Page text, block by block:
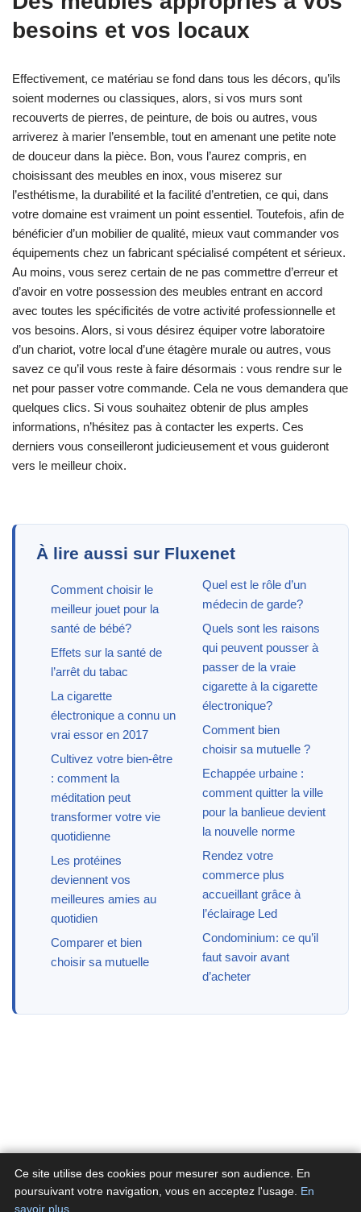
besoins et vos locaux
Effectivement, ce matériau se fond dans tous les décors, qu’ils
soient modernes ou classiques, alors, si vos murs sont
recouverts de pierres, de peinture, de bois ou autres, vous
arriverez à marier l’ensemble, tout en amenant une petite note
de douceur dans la pièce. Bon, vous l’aurez compris, en
choisissant des meubles en inox, vous miserez sur
l’esthétisme, la durabilité et la facilité d’entretien, ce qui, dans
votre domaine est vraiment un point essentiel. Toutefois, afin de
bénéficier d’un mobilier de qualité, mieux vaut commander vos
équipements chez un fabricant spécialisé compétent et sérieux.
Au moins, vous serez certain de ne pas commettre d’erreur et
d’avoir en votre possession des meubles entrant en accord
avec toutes les spécificités de votre activité professionnelle et
vos besoins. Alors, si vous désirez équiper votre laboratoire
d’un chariot, votre local d’une étagère murale ou autres, vous
savez ce qu’il vous reste à faire désormais : vous rendre sur le
net pour passer votre commande. Cela ne vous demandera que
quelques clics. Si vous souhaitez obtenir de plus amples
informations, n’hésitez pas à contacter les experts. Ces
derniers vous conseilleront judicieusement et vous guideront
vers le meilleur choix.
À lire aussi sur Fluxenet
Comment choisir le
meilleur jouet pour la
santé de bébé?
Effets sur la santé de
l’arrêt du tabac
La cigarette
électronique a connu un
vrai essor en 2017
Cultivez votre bien-être
: comment la
méditation peut
transformer votre vie
quotidienne
Les protéines
deviennent vos
meilleures amies au
quotidien
Comparer et bien
choisir sa mutuelle
Quel est le rôle d’un
médecin de garde?
Quels sont les raisons
qui peuvent pousser à
passer de la vraie
cigarette à la cigarette
électronique?
Comment bien
choisir sa mutuelle ?
Echappée urbaine :
comment quitter la ville
pour la banlieue devient
la nouvelle norme
Rendez votre
commerce plus
accueillant grâce à
l’éclairage Led
Condominium: ce qu’il
faut savoir avant
d’acheter
Ce site utilise des cookies pour mesurer son audience. En
poursuivant votre navigation, vous en acceptez l'usage. En
savoir plus